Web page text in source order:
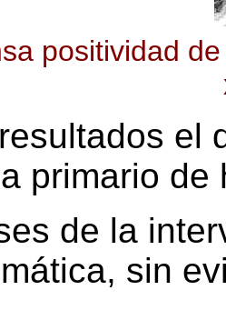
positividad
el
primario
de la
sin